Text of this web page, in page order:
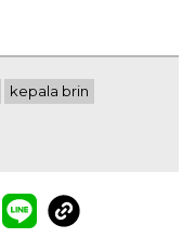
kepala brin